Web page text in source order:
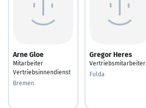
Arne Gloe
Mitarbeiter
Vertriebsinnendienst
Bremen
Gregor Heres
Vertriebsmitarbeiter
Fulda